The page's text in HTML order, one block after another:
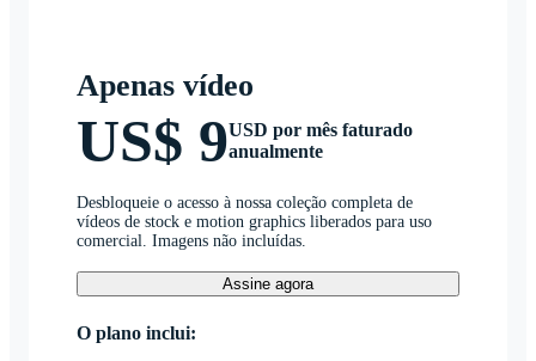
Apenas vídeo
US$ 9USD por mês faturado
anualmente
Desbloqueie o acesso à nossa coleção completa de
vídeos de stock e motion graphics liberados para uso
comercial. Imagens não incluídas.
Assine agora
O plano inclui: